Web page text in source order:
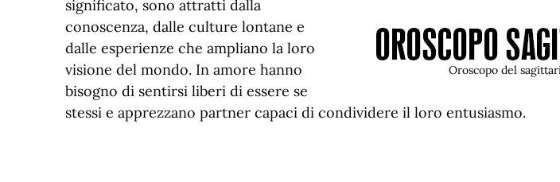
Oroscopo del
significato, sono attratti dalla
conoscenza, dalle culture lontane e
dalle esperienze che ampliano la loro
visione del mondo. In amore hanno
bisogno di sentirsi liberi di essere se
stessi e apprezzano partner capaci di condividere il loro entusiasmo.